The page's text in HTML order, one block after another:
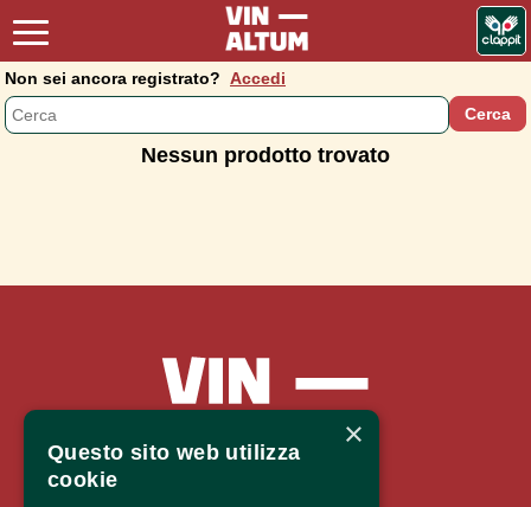
Non sei ancora registrato? Accedi
Nessun prodotto trovato
×
Questo sito web utilizza
cookie